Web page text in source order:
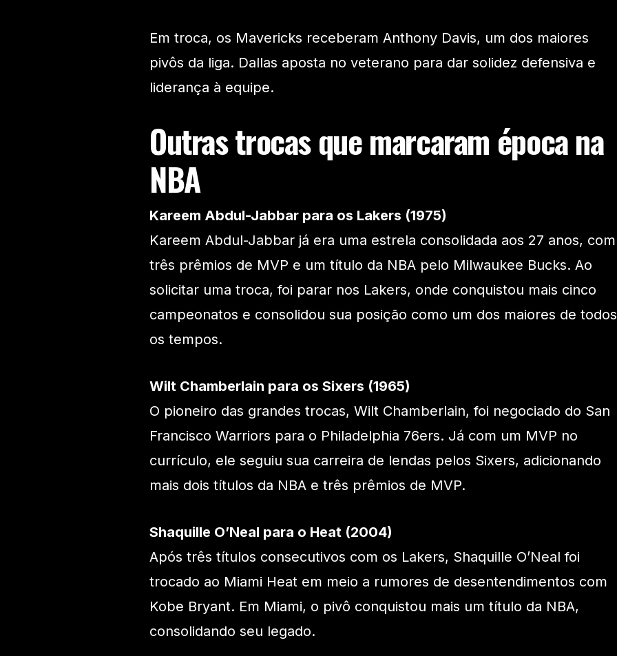
Em troca, os Mavericks receberam Anthony Davis, um dos maiores
pivôs da liga. Dallas aposta no veterano para dar solidez defensiva e
liderança à equipe.
Outras trocas que marcaram época na
NBA
Kareem Abdul-Jabbar para os Lakers (1975)
Kareem Abdul-Jabbar já era uma estrela consolidada aos 27 anos, com
três prêmios de MVP e um título da NBA pelo Milwaukee Bucks. Ao
solicitar uma troca, foi parar nos Lakers, onde conquistou mais cinco
campeonatos e consolidou sua posição como um dos maiores de todos
os tempos.
Wilt Chamberlain para os Sixers (1965)
O pioneiro das grandes trocas, Wilt Chamberlain, foi negociado do San
Francisco Warriors para o Philadelphia 76ers. Já com um MVP no
currículo, ele seguiu sua carreira de lendas pelos Sixers, adicionando
mais dois títulos da NBA e três prêmios de MVP.
Shaquille O’Neal para o Heat (2004)
Após três títulos consecutivos com os Lakers, Shaquille O’Neal foi
trocado ao Miami Heat em meio a rumores de desentendimentos com
Kobe Bryant. Em Miami, o pivô conquistou mais um título da NBA,
consolidando seu legado.